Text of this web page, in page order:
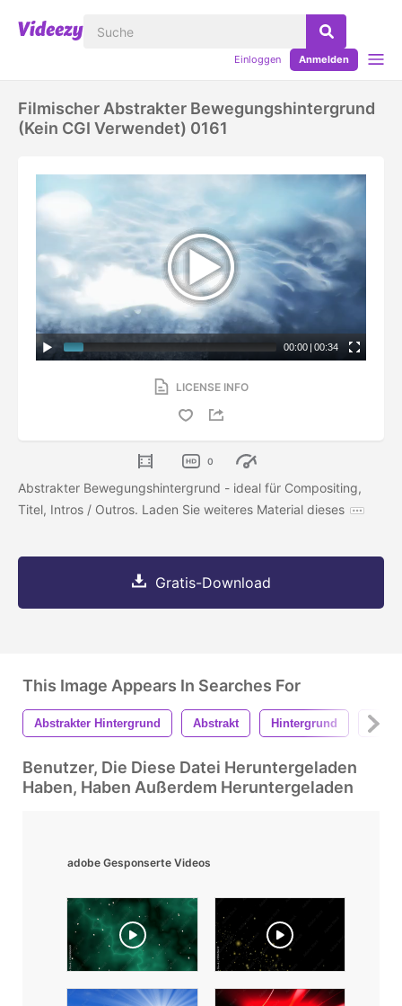
Einloggen Anmelden
Filmischer Abstrakter Bewegungshintergrund
(kein CGI Verwendet) 0161
00:00 | 00:34
LICENSE INFO
0
Abstrakter Bewegungshintergrund - ideal für Compositing,
Titel, Intros / Outros. Laden Sie weiteres Material dieses
Gratis-Download
This Image Appears In Searches For
Abstrakter Hintergrund Abstrakt Hintergrund
Benutzer, Die Diese Datei Heruntergeladen
Haben, Haben Außerdem Heruntergeladen
adobe Gesponserte Videos